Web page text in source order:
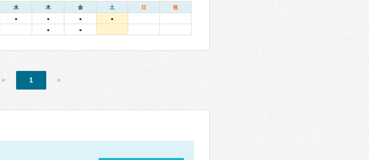
水 木 金 土 日 祝
● ● ● ●
● ●
« 1 »